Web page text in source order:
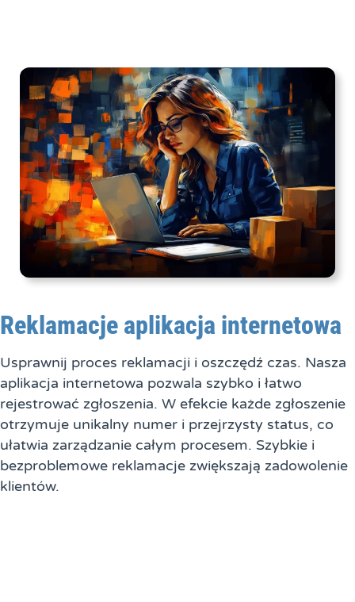
Reklamacje aplikacja internetowa
Usprawnij proces reklamacji i oszczędź czas. Nasza
aplikacja internetowa pozwala szybko i łatwo
rejestrować zgłoszenia. W efekcie każde zgłoszenie
otrzymuje unikalny numer i przejrzysty status, co
ułatwia zarządzanie całym procesem. Szybkie i
bezproblemowe reklamacje zwiększają zadowolenie
klientów.